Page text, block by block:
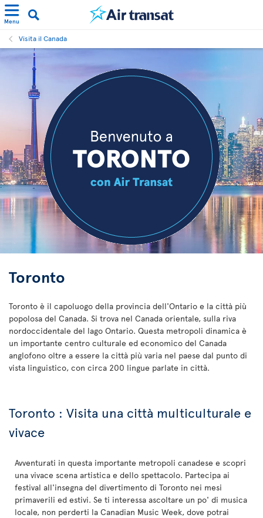
Menu
Visita il Canada
Toronto
Toronto è il capoluogo della provincia dell'Ontario e la città più
popolosa del Canada. Si trova nel Canada orientale, sulla riva
nordoccidentale del lago Ontario. Questa metropoli dinamica è
un importante centro culturale ed economico del Canada
anglofono oltre a essere la città più varia nel paese dal punto di
vista linguistico, con circa 200 lingue parlate in città.
Toronto : Visita una città multiculturale e
vivace
Avventurati in questa importante metropoli canadese e scopri
una vivace scena artistica e dello spettacolo. Partecipa ai
festival all'insegna del divertimento di Toronto nei mesi
primaverili ed estivi. Se ti interessa ascoltare un po' di musica
locale, non perderti la Canadian Music Week, dove potrai